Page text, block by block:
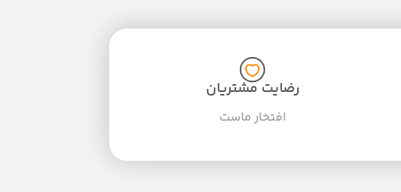
رضایت مشتریان
افتخار ماست